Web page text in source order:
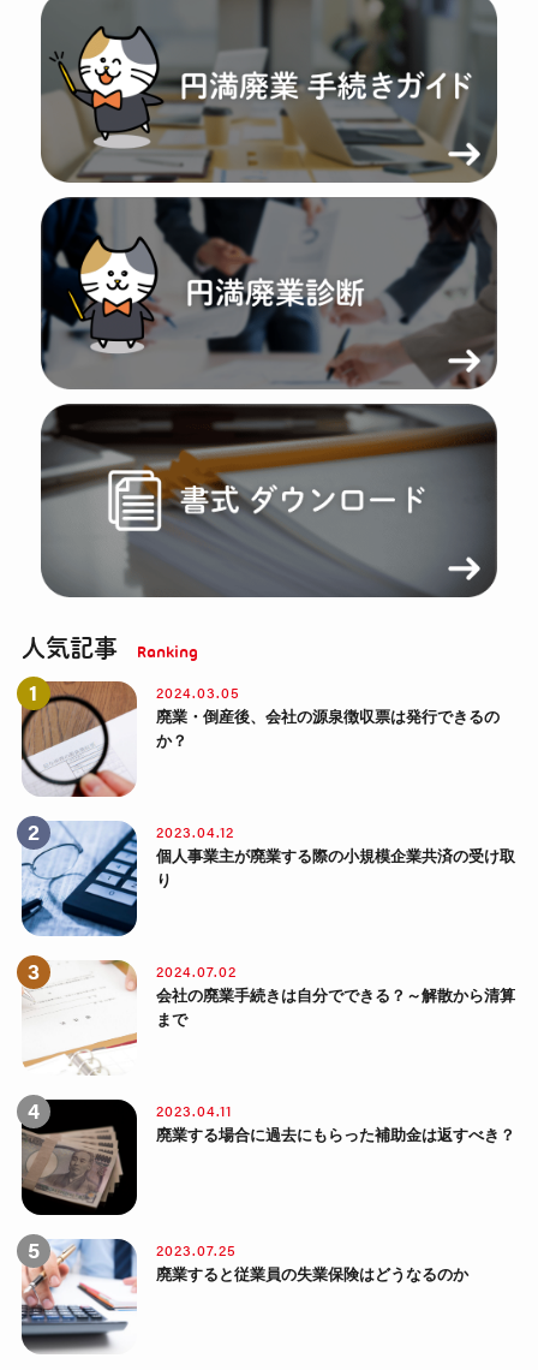
人気記事
廃業・倒産後、会社の源泉徴収票は発行できるの
か？
2024.03.05
個人事業主が廃業する際の小規模企業共済の受け取
り
2023.04.12
会社の廃業手続きは自分でできる？～解散から清算
まで
2024.07.02
廃業する場合に過去にもらった補助金は返すべき？
2023.04.11
廃業すると従業員の失業保険はどうなるのか
2023.07.25